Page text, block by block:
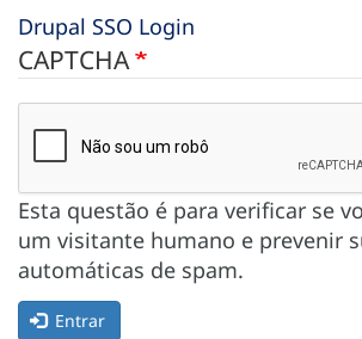
Drupal SSO Login
CAPTCHA
Esta questão é para verificar se
um visitante humano e prevenir
automáticas de spam.
Entrar